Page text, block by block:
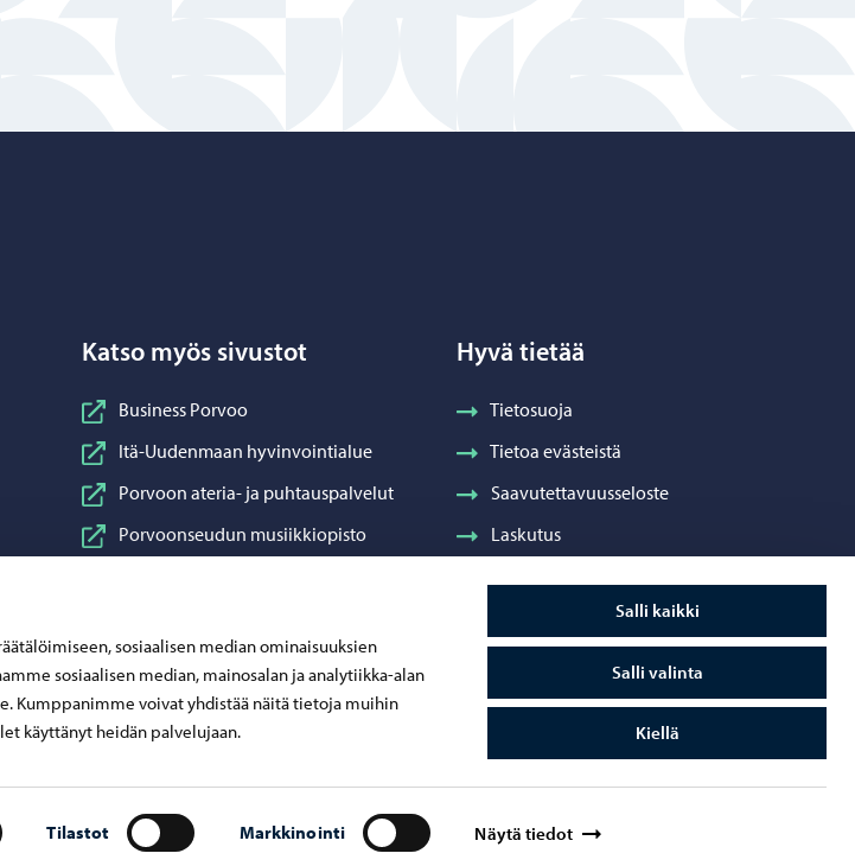
sosiaalisen median ominaisuuksien
sosiaalisen median, mainosalan ja analytiikka-alan
Kumppanimme voivat yhdistää näitä tietoja muihin
käyttänyt heidän palvelujaan.
Tilastot Markkinointi Näytä tiedot
Salli kaikki
Salli valinta
Kiellä
Katso myös sivustot
Business Porvoo
Itä-Uudenmaan hyvinvointialue
Porvoon ateria- ja puhtauspalvelut
Porvoonseudun musiikkiopisto
Taidetehdas
Visit Porvoo
Hyvä tietää
Tietosuoja
Tietoa evästeistä
Saavutettavuusseloste
Laskutus